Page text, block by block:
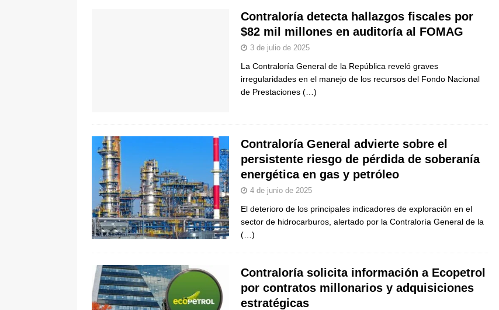
Contraloría detecta hallazgos fiscales por
$82 mil millones en auditoría al FOMAG
3 de julio de 2025
La Contraloría General de la República reveló graves
irregularidades en el manejo de los recursos del Fondo Nacional
de Prestaciones (…)
Contraloría General advierte sobre el
persistente riesgo de pérdida de soberanía
energética en gas y petróleo
4 de junio de 2025
El deterioro de los principales indicadores de exploración en el
sector de hidrocarburos, alertado por la Contraloría General de la
(…)
Contraloría solicita información a Ecopetrol
por contratos millonarios y adquisiciones
estratégicas